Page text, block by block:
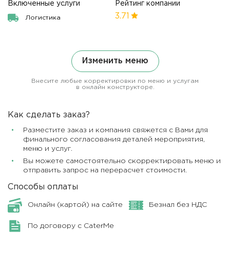
Включенные услуги
Логистика
Рейтинг компании
3.71
Изменить меню
Внесите любые корректировки по меню и услугам
в онлайн конструкторе.
Как сделать заказ?
Разместите заказ и компания свяжется с Вами для
финального согласования деталей мероприятия,
меню и услуг.
Вы можете самостоятельно скорректировать меню и
отправить запрос на перерасчет стоимости.
Способы оплаты
Онлайн (картой) на сайте Безнал без НДС
По договору с CaterMe